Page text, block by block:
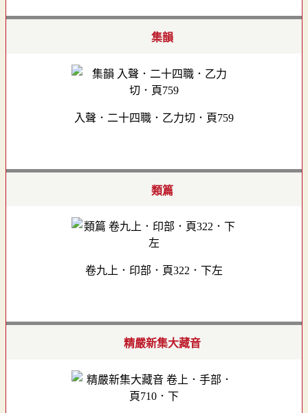
集韻
入聲．二十四職．乙力切．頁759
類篇
卷九上．印部．頁322．下左
精嚴新集大藏音